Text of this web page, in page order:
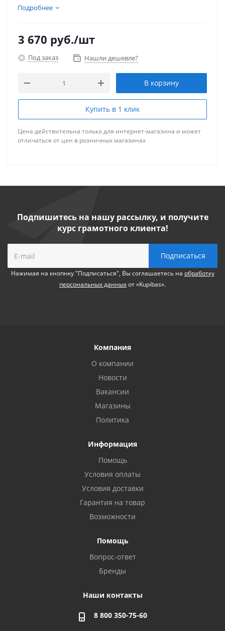
Подробнее
3 670 руб./шт
Под заказ Нашли дешевле?
В корзину
Купить в 1 клик
Цена действительна только для интернет-магазина и может
отличаться от цен в розничных магазинах
Подпишитесь на нашу рассылку, и получите
курс грамотного клиента!
Нажимая на кнопнку "Подписаться", Вы соглашаетесь на обработку
персональных данныхот «Kupibas».
Компания
О компании
Новости
Вакансии
Магазины
Политика
Информация
Помощь
Условия оплаты
Условия доставки
Гарантия на товар
Возможности
Помощь
Вопрос-ответ
Бренды
Наши контакты
8 800 350-75-60